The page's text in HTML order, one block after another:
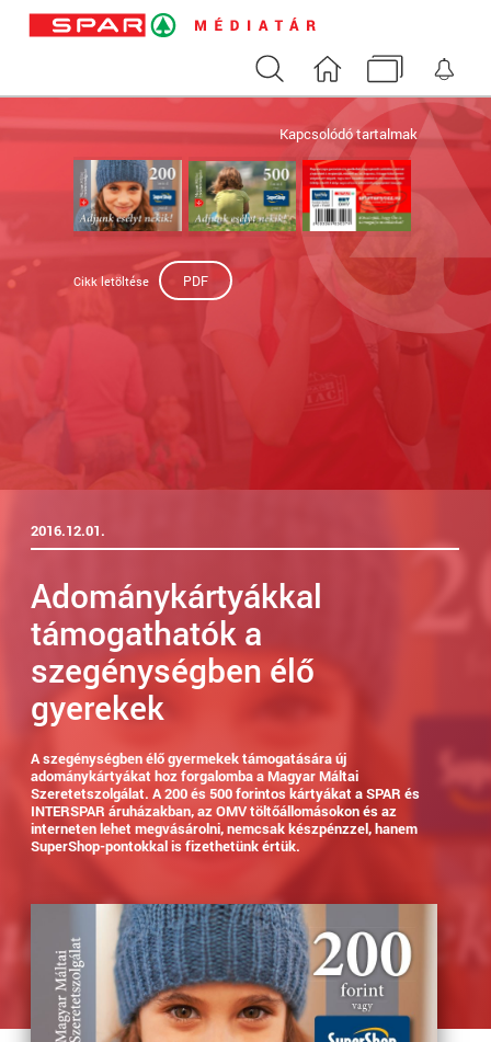
Keresés Nyitóoldal Médiatár
Kapcsolódó tartalmak
Cikk letöltése PDF
2016.12.01.
Adománykártyákkal
támogathatók a
szegénységben élő
gyerekek
A szegénységben élő gyermekek támogatására új
adománykártyákat hoz forgalomba a Magyar Máltai
Szeretetszolgálat. A 200 és 500 forintos kártyákat a SPAR és
INTERSPAR áruházakban, az OMV töltőállomásokon és az
interneten lehet megvásárolni, nemcsak készpénzzel, hanem
SuperShop-pontokkal is fizethetünk értük.